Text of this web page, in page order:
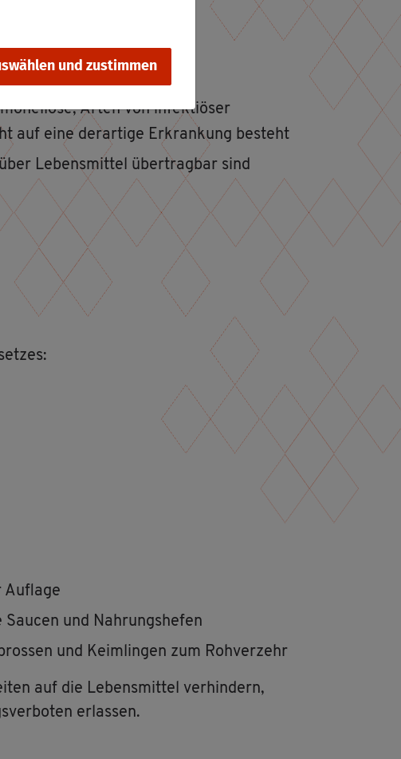
und zustimmen
wer­den:
Arten von in­fek­tiö­ser
auf eine der­ar­ti­ge Er­kran­kung be­steht
Le­bens­mit­tel über­trag­bar sind
Auf­la­ge
und Nah­rungs­he­fen
und Keim­lin­gen zum Roh­ver­zehr
auf die Le­bens­mit­tel ver­hin­dern,
er­las­sen.